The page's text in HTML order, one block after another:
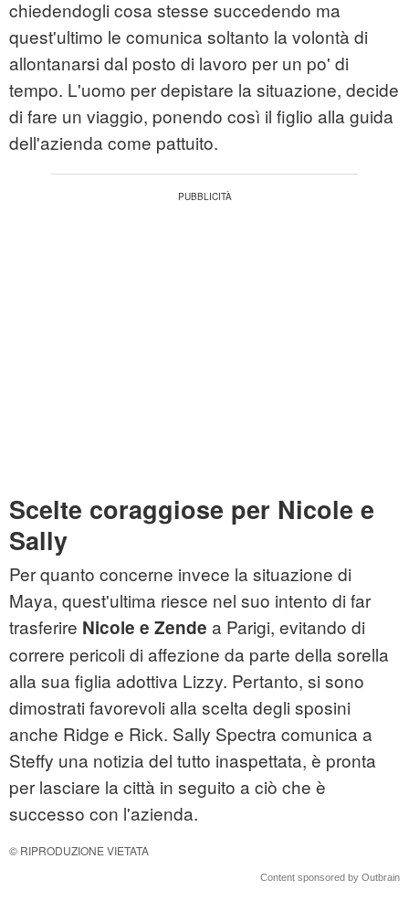
chiedendogli cosa stesse succedendo ma
quest'ultimo le comunica soltanto la volontà di
allontanarsi dal posto di lavoro per un po' di
tempo. L'uomo per depistare la situazione, decide
di fare un viaggio, ponendo così il figlio alla guida
dell'azienda come pattuito.
Scelte coraggiose per Nicole e
Sally
Per quanto concerne invece la situazione di
Maya, quest'ultima riesce nel suo intento di far
trasferire Nicole e Zende a Parigi, evitando di
correre pericoli di affezione da parte della sorella
alla sua figlia adottiva Lizzy. Pertanto, si sono
dimostrati favorevoli alla scelta degli sposini
anche Ridge e Rick. Sally Spectra comunica a
Steffy una notizia del tutto inaspettata, è pronta
per lasciare la città in seguito a ciò che è
successo con l'azienda.
© RIPRODUZIONE VIETATA
Content sponsored by Outbrain